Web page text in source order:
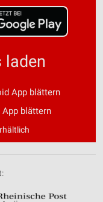
laden
App blättern
App blättern